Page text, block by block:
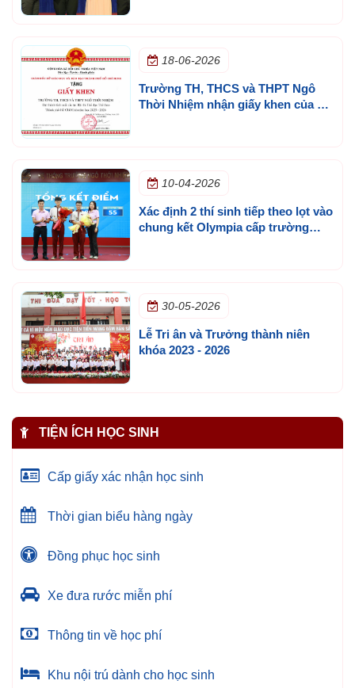
18-06-2026
Trường TH, THCS và THPT Ngô
Thời Nhiệm nhận giấy khen của Sở
10-04-2026
Xác định 2 thí sinh tiếp theo lọt vào
chung kết Olympia cấp trường
30-05-2026
Lễ Tri ân và Trưởng thành niên
khóa 2023 - 2026
TIỆN ÍCH HỌC SINH
Cấp giấy xác nhận học sinh
Thời gian biểu hàng ngày
Đồng phục học sinh
Xe đưa rước miễn phí
Thông tin về học phí
Khu nội trú dành cho học sinh